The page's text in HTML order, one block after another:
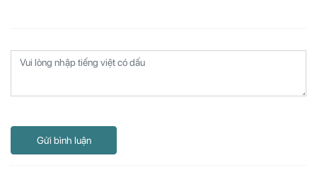
Gửi bình luận